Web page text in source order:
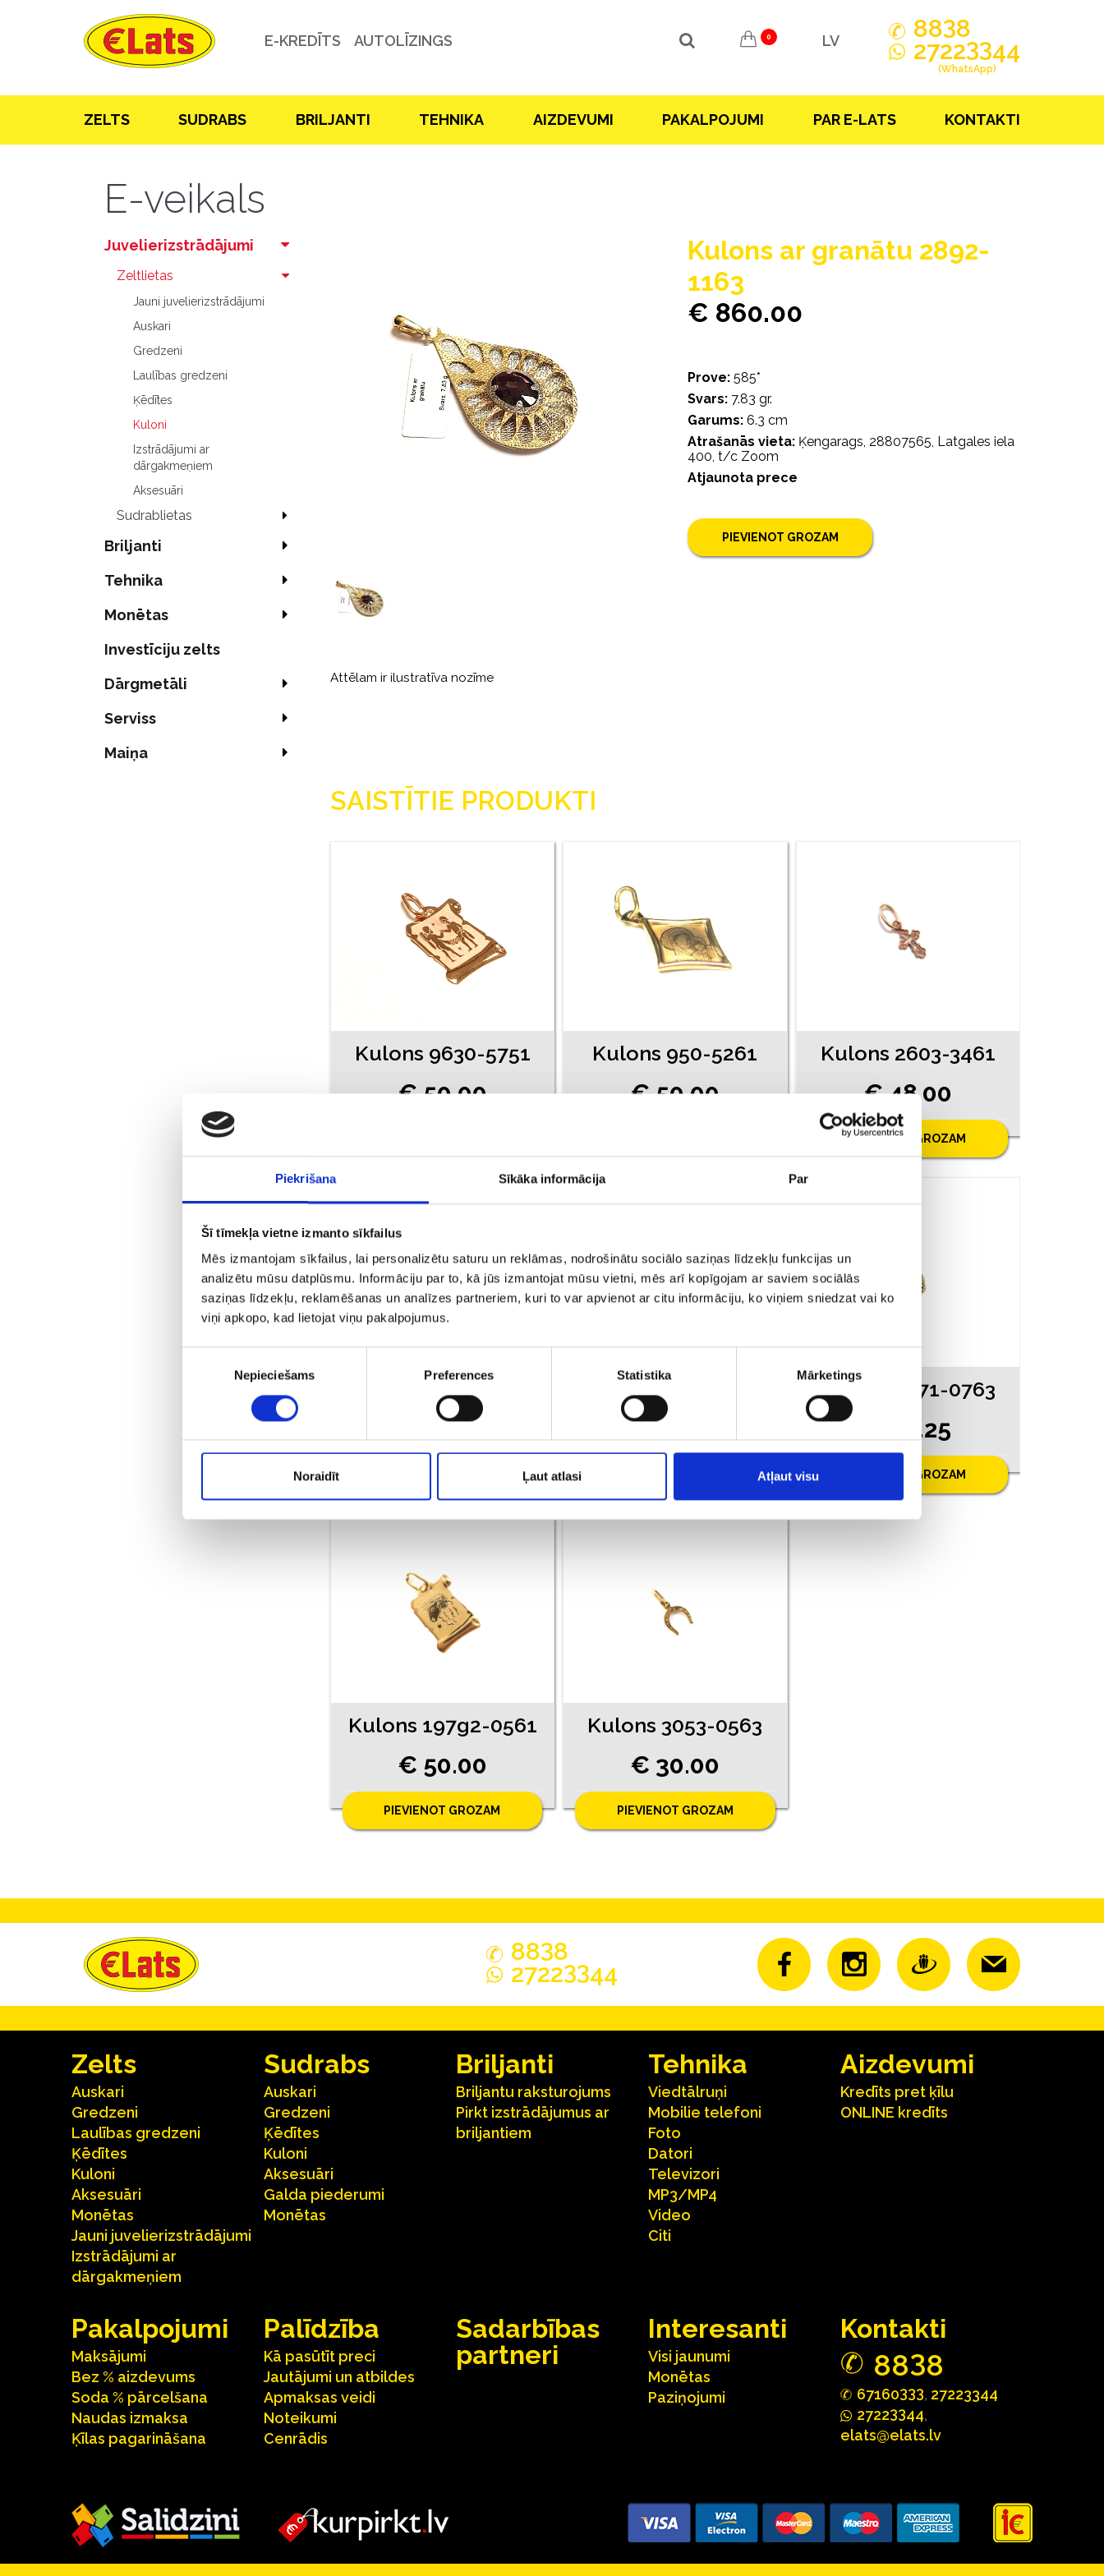
Piekrišana Sīkāka informācija Par
Šī tīmekļa vietne izmanto sīkfailus
Mēs izmantojam sīkfailus, lai personalizētu saturu un reklāmas, nodrošinātu sociālo saziņas līdzekļu funkcijas un
analizētu mūsu datplūsmu. Informāciju par to, kā jūs izmantojat mūsu vietni, mēs arī kopīgojam ar saviem sociālās
saziņas līdzekļu, reklamēšanas un analīzes partneriem, kuri to var apvienot ar citu informāciju, ko viņiem sniedzat vai ko
viņi apkopo, kad lietojat viņu pakalpojumus.
Nepieciešams Preferences Statistika Mārketings
Noraidīt Ļaut atlasi Atļaut visu
E-KREDĪTS AUTOLĪZINGS 0 LV 8838
27223344
(WhatsApp)
ZELTS SUDRABS BRILJANTI TEHNIKA AIZDEVUMI PAKALPOJUMI PAR E-LATS KONTAKTI
E-veikals
Juvelierizstrādājumi
Zeltlietas
Jauni juvelierizstrādājumi
Auskari
Gredzeni
Laulības gredzeni
Ķēdītes
Kuloni
Izstrādājumi ar
dārgakmeņiem
Aksesuāri
Sudrablietas
Briljanti
Tehnika
Monētas
Investīciju zelts
Dārgmetāli
Serviss
Maiņa
Attēlam ir ilustratīva nozīme
Kulons ar granātu 2892-
1163
€ 860.00
Prove: 585*
Svars: 7.83 gr.
Garums: 6.3 cm
Atrašanās vieta: Ķengarags, 28807565, Latgales iela
400, t/c Zoom
Atjaunota prece
PIEVIENOT GROZAM
SAISTĪTIE PRODUKTI
Kulons 9630-5751
€ 50.00
Kulons 950-5261
€ 50.00
Kulons 2603-3461
€ 48.00
PIEVIENOT GROZAM
Kulons 227g2-5261
€ 40.00
Kulons 1383-5063
€ 31.00
Kulons 4271-0763
€ 26.25
PIEVIENOT GROZAM
Kulons 197g2-0561
€ 50.00
PIEVIENOT GROZAM
Kulons 3053-0563
€ 30.00
PIEVIENOT GROZAM
8838
27223344
Zelts
Auskari
Gredzeni
Laulības gredzeni
Ķēdītes
Kuloni
Aksesuāri
Monētas
Jauni juvelierizstrādājumi
Izstrādājumi ar
dārgakmeņiem
Sudrabs
Auskari
Gredzeni
Ķēdītes
Kuloni
Aksesuāri
Galda piederumi
Monētas
Briljanti
Briljantu raksturojums
Pirkt izstrādājumus ar
briljantiem
Tehnika
Viedtālruņi
Mobilie telefoni
Foto
Datori
Televizori
MP3/MP4
Video
Citi
Aizdevumi
Kredīts pret ķīlu
ONLINE kredīts
Pakalpojumi
Maksājumi
Bez % aizdevums
Soda % pārcelšana
Naudas izmaksa
Ķīlas pagarināšana
Palīdzība
Kā pasūtīt preci
Jautājumi un atbildes
Apmaksas veidi
Noteikumi
Cenrādis
Sadarbības
partneri
Interesanti
Visi jaunumi
Monētas
Paziņojumi
Kontakti
8838
67160333, 27223344
27223344,
elats@elats.lv